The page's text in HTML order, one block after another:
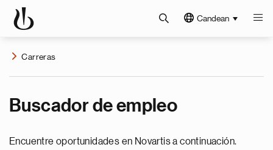
Candean
Carreras
Buscador de empleo
Encuentre oportunidades en Novartis a continuación.